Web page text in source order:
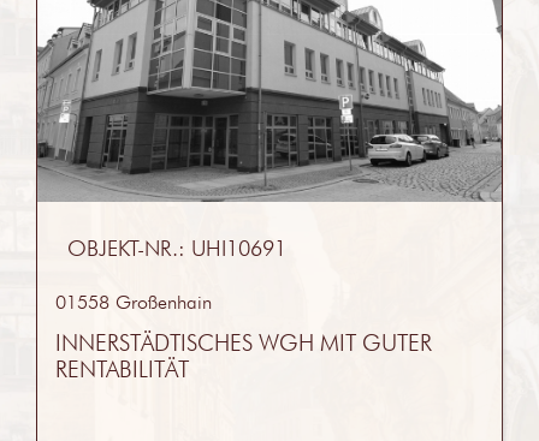
OBJEKT-NR.: UHI10691
01558 Großenhain
INNERSTÄDTISCHES WGH MIT GUTER
RENTABILITÄT